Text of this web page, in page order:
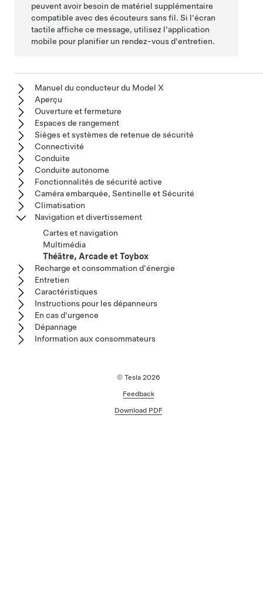
peuvent avoir besoin de matériel supplémentaire
compatible avec des écouteurs sans fil. Si l'écran
tactile affiche ce message, utilisez l'application
mobile pour planifier un rendez-vous d'entretien.
Manuel du conducteur du Model X
Aperçu
Ouverture et fermeture
Espaces de rangement
Sièges et systèmes de retenue de sécurité
Connectivité
Conduite
Conduite autonome
Fonctionnalités de sécurité active
Caméra embarquée, Sentinelle et Sécurité
Climatisation
Navigation et divertissement
Cartes et navigation
Multimédia
Théâtre, Arcade et Toybox
Recharge et consommation d'énergie
Entretien
Caractéristiques
Instructions pour les dépanneurs
En cas d'urgence
Dépannage
Information aux consommateurs
© Tesla 2026
Feedback
Download PDF